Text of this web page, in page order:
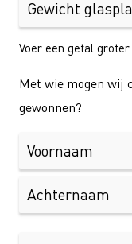
Voer een getal
Met wie mogen wij
gewonnen?